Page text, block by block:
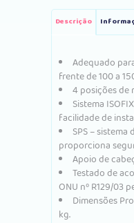
Descrição
Adequado
frente de 100 a
4 posições de
Sistema
facilidade de
SPS –
proporciona
Apoio de
Testado de
ONU nº R129/03
Dimensões
kg.